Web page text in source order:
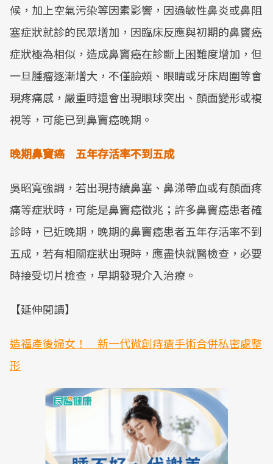
候，加上空氣污染等因素影響，因過敏性鼻炎或鼻阻
塞症狀就診的民眾增加，因臨床反應與初期的鼻竇癌
症狀極為相似，造成鼻竇癌在診斷上困難度增加，但
一旦腫瘤逐漸增大，不僅臉頰、眼睛或牙床周圍等會
現疼痛感，嚴重時還會出現眼球突出、顏面變形或複
視等，可能已到鼻竇癌晚期。
晚期鼻竇癌 五年存活率不到五成
吳昭寬強調，若出現持續鼻塞、鼻涕帶血或有顏面疼
痛等症狀時，可能是鼻竇癌徵兆；許多鼻竇癌患者確
診時，已近晚期，晚期的鼻竇癌患者五年存活率不到
五成，若有相關症狀出現時，應盡快就醫檢查，必要
時接受切片檢查，早期發現介入治療。
【延伸閱讀】
造福產後婦女！ 新一代微創痔瘡手術合併私密處整
形